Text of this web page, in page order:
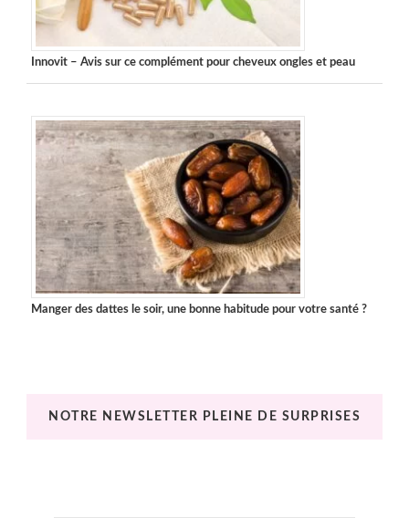
Innovit – Avis sur ce complément pour cheveux ongles et peau
Manger des dattes le soir, une bonne habitude pour votre santé ?
NOTRE NEWSLETTER PLEINE DE SURPRISES